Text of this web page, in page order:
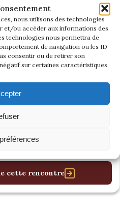
nous utilisons des technologies
et/ou accéder aux informations des
technologies nous permettra de
de navigation ou les ID
consentir ou de retirer son
sur certaines caractéristiques
cette rencontre